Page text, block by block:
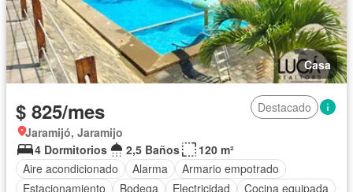
Casa
$ 825/mes
Destacado
Jaramijó, Jaramijo
4 Dormitorios
2,5 Baños
120 m²
Aire acondicionado
Alarma
Armario empotrado
Estacionamiento
Bodega Electricidad
Cocina equipada